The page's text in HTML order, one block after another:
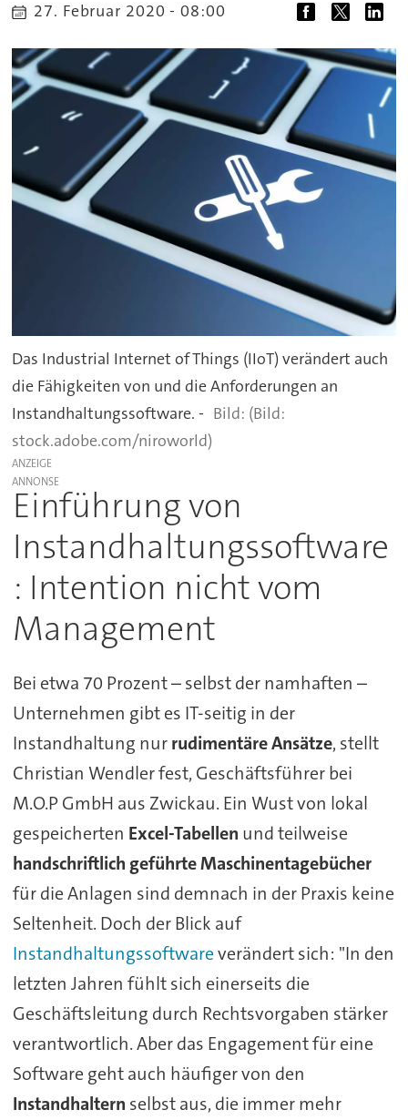
27. Februar 2020 - 08:00
Das Industrial Internet of Things (IIoT) verändert auch
die Fähigkeiten von und die Anforderungen an
Instandhaltungssoftware. -
(Bild:
stock.adobe.com/niroworld)
ANZEIGE
Einführung von
Instandhaltungssoftware
: Intention nicht vom
Management
Bei etwa 70 Prozent – selbst der namhaften –
Unternehmen gibt es IT-seitig in der
Instandhaltung nurrudimentäre Ansätze, stellt
Christian Wendler fest, Geschäftsführer bei
M.O.P GmbH aus Zwickau. Ein Wust von lokal
gespeicherten Excel-Tabellen und teilweise
handschriftlich geführte Maschinentagebücher
für die Anlagen sind demnach in der Praxis keine
Seltenheit. Doch der Blick auf
Instandhaltungssoftwareverändert sich: "In den
letzten Jahren fühlt sich einerseits die
Geschäftsleitung durch Rechtsvorgaben stärker
verantwortlich. Aber das Engagement für eine
Software geht auch häufiger von den
Instandhaltern selbst aus, die immer mehr